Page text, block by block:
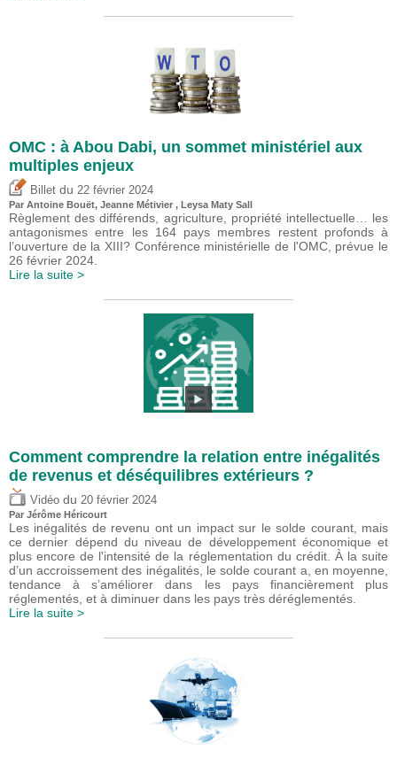
OMC : à Abou Dabi, un sommet ministériel aux
multiples enjeux
Billet du 22 février 2024
Par Antoine Bouët, Jeanne Métivier , Leysa Maty Sall
Règlement des différends, agriculture, propriété intellectuelle… les
antagonismes entre les 164 pays membres restent profonds à
l’ouverture de la XIII? Conférence ministérielle de l'OMC, prévue le
26 février 2024.
Lire la suite >
Comment comprendre la relation entre inégalités
de revenus et déséquilibres extérieurs ?
Vidéo du 20 février 2024
Par Jérôme Héricourt
Les inégalités de revenu ont un impact sur le solde courant, mais
ce dernier dépend du niveau de développement économique et
plus encore de l'intensité de la réglementation du crédit. À la suite
d’un accroissement des inégalités, le solde courant a, en moyenne,
tendance à s’améliorer dans les pays financièrement plus
réglementés, et à diminuer dans les pays très déréglementés.
Lire la suite >